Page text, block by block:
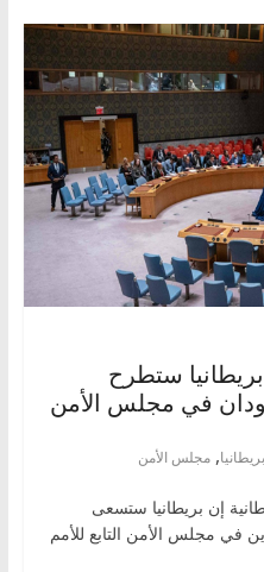
بريطانيا ستطرح
في مجلس الأمن
بريطانيا, مجلس الأمن
إن بريطانيا ستسعى
مجلس الأمن التابع للأمم